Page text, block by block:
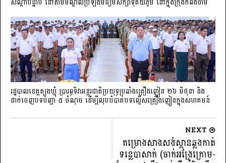
រដ្ឋបាលខេត្តត្បូងឃ្មុំ ប្រារព្ធទិវាអន្តរជាតិប្រយុទ្ធប្រឆាំងគ្រឿងញៀន ២៦ មិថុនា និង
ដាក់ចេញបទបញ្ជា ៥ ចំណុច ដើម្បីលុបបំបាត់បទល្មើសគ្រឿងញៀនក្នុងសហគមន៍
NEXT
គម្រោងសាងសង់ស្ពានឆ្លងកាត់
ទន្លេបាសាក់ (ចាក់អង្រែក្រោម-